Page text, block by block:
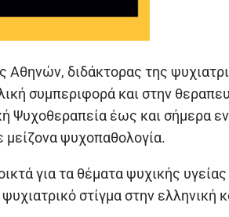
Αθηνών, διδάκτορας της
συμπεριφορά και στην
Ψυχοθεραπεία έως και σήμερα
μείζονα ψυχοπαθολογία.
για τα θέματα ψυχικής
στίγμα στην ελληνική